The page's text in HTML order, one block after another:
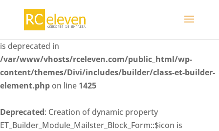
Deprecated : Creation of dynamic property
is deprecated in
/var/www/vhosts/rceleven.com/public_html/wp-
content/themes/Divi/includes/builder/class-et-builder-
element.php on line 1425
Deprecated: Creation of dynamic property
ET_Builder_Module_Mailster_Block_Form::$icon is